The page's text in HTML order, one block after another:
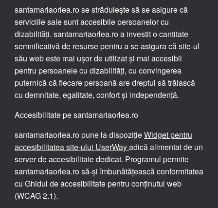
santamariaorlea.ro se străduiește să se asigure că
serviciile sale sunt accesibile persoanelor cu
dizabilități. santamariaorlea.ro a investit o cantitate
semnificativă de resurse pentru a se asigura că site-ul
său web este mai ușor de utilizat și mai accesibil
pentru persoanele cu dizabilități, cu convingerea
puternică că fiecare persoană are dreptul să trăiască
cu demnitate, egalitate, confort și independență.
Accesibilitate pe santamariaorlea.ro
santamariaorlea.ro pune la dispozițieWidget pentru
accesibilitatea site-ului UserWayadică alimentat de un
server de accesibilitate dedicat. Programul permite
santamariaorlea.ro să-și îmbunătățească conformitatea
cu Ghidul de accesibilitate pentru conținutul web
(WCAG 2.1).